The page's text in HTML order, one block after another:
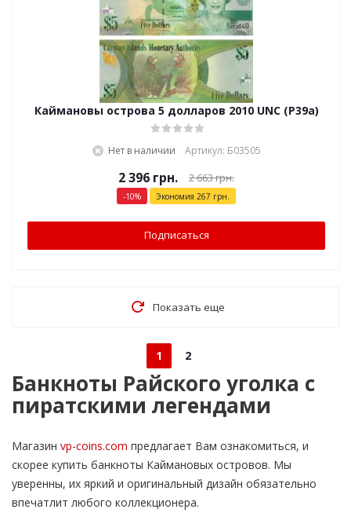
Каймановы острова 5 долларов 2010 UNC (P39a)
Нет в наличии Артикул: Б03505
2 396 грн. 2 663грн.
-10% Экономия 267 грн.
Подписаться
Показать еще
1 2
Банкноты Райского уголка с
пиратскими легендами
Магазин vp-coins.com предлагает Вам ознакомиться, и
скорее купить банкноты Каймановых островов. Мы
уверенны, их яркий и оригинальный дизайн обязательно
впечатлит любого коллекционера.